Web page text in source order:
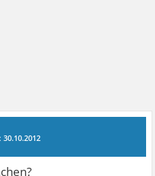
30.10.2012